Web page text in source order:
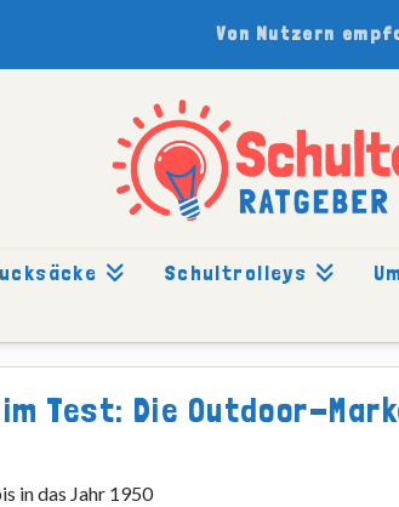
Von Nutzern
Schultrolleys
Test: Die Outdoor-
in das Jahr 1950